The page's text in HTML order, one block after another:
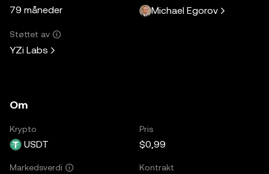
79 måneder Michael Egorov
Støttet av
YZi Labs
Om
Krypto
USDT
Pris
$0,99
Markedsverdi Kontrakt